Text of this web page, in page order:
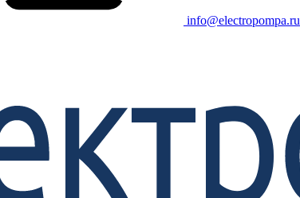
info@electropompa.ru